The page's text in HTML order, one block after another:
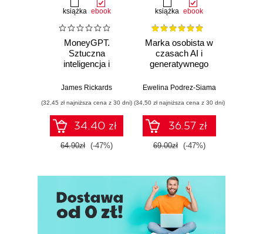
11. Jak optymalizować z myślą o konkretnych
platformach (135)
12. Jak złożyć wszystko w całość (169)
książka ebook
MoneyGPT.
Sztuczna
inteligencja i
globalnej ekonomii
James Rickards
(32,45 zł najniższa cena z 30 dni)
34.40 zł
64.90zł (-47%)
książka ebook
Marka osobista w
czasach AI i
generatywnego
Ewelina Podrez-Siama
(34,50 zł najniższa cena z 30 dni)
36.57 zł
69.00zł (-47%)